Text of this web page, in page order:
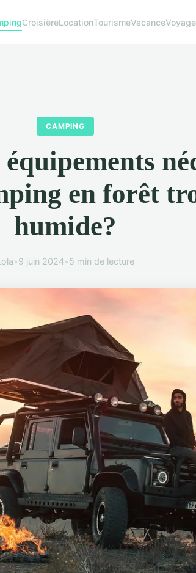
CroisièreLocationTourismeVacanceVoyage
CAMPING
en forêt
humide?
•9 juin 2024•5 min de lecture